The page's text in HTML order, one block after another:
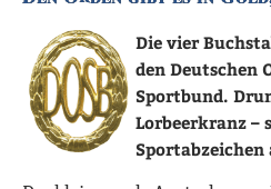
Die vier
den Deutschen
Sportbund.
Lorbeerkranz –
Sportabzeichen